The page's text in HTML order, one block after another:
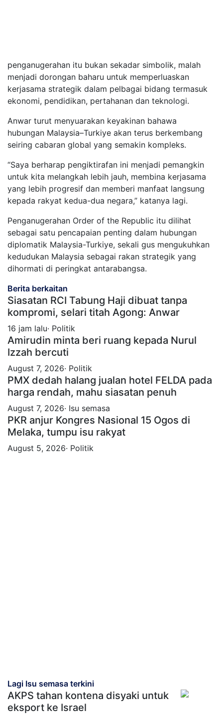
penganugerahan itu bukan sekadar simbolik, malah
menjadi dorongan baharu untuk memperluaskan
kerjasama strategik dalam pelbagai bidang termasuk
ekonomi, pendidikan, pertahanan dan teknologi.
Anwar turut menyuarakan keyakinan bahawa
hubungan Malaysia–Turkiye akan terus berkembang
seiring cabaran global yang semakin kompleks.
“Saya berharap pengiktirafan ini menjadi pemangkin
untuk kita melangkah lebih jauh, membina kerjasama
yang lebih progresif dan memberi manfaat langsung
kepada rakyat kedua-dua negara,” katanya lagi.
Penganugerahan Order of the Republic itu dilihat
sebagai satu pencapaian penting dalam hubungan
diplomatik Malaysia-Turkiye, sekali gus mengukuhkan
kedudukan Malaysia sebagai rakan strategik yang
dihormati di peringkat antarabangsa.
Berita berkaitan
Siasatan RCI Tabung Haji dibuat tanpa
kompromi, selari titah Agong: Anwar
16 jam lalu· Politik
Amirudin minta beri ruang kepada Nurul
Izzah bercuti
August 7, 2026· Politik
PMX dedah halang jualan hotel FELDA pada
harga rendah, mahu siasatan penuh
August 7, 2026· Isu semasa
PKR anjur Kongres Nasional 15 Ogos di
Melaka, tumpu isu rakyat
August 5, 2026· Politik
Lagi Isu semasa terkini
AKPS tahan kontena disyaki untuk
eksport ke Israel